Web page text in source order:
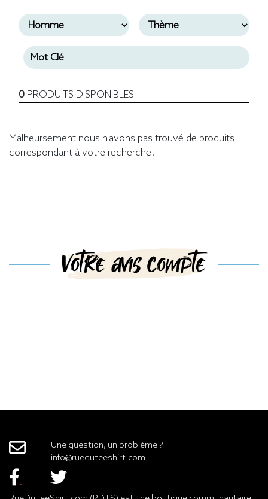
0 PRODUITS DISPONIBLES
Malheursement nous n'avons pas trouvé de produits
correspondant à votre recherche.
Votre avis compte
Une question, un problème ?
info@rueduteeshirt.com